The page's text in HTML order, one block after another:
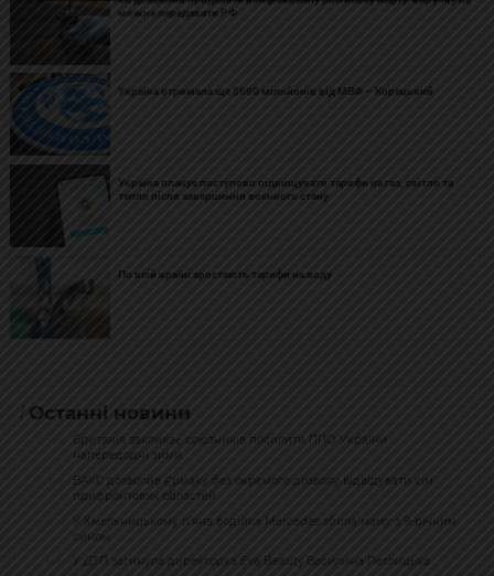
можна передавати РФ
Україна отримала ще $690 мільйонів від МВФ – Корецький
Україна планує поступово підвищувати тарифи на газ, світло та
тепло після завершення воєнного стану
По всій країні зростають тарифи на воду
Останні новини
Британія закликає союзників посилити ППО України
напередодні зими
ВАКС дозволив Єрмаку без окремого дозволу відвідувати сім
прифронтових областей
У Хмельницькому п’яна водійка Mercedes збила маму з 9-річним
сином
У ДТП загинула директорка Eva Beauty Василина Петлицька